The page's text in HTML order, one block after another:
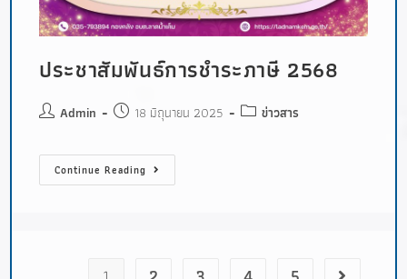
ประชาสัมพันธ์การชำระภาษี 2568
Admin 18 มิถุนายน 2025 ข่าวสาร
Continue Reading